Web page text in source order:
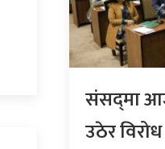
संसद्‍मा
उठेर विरोध